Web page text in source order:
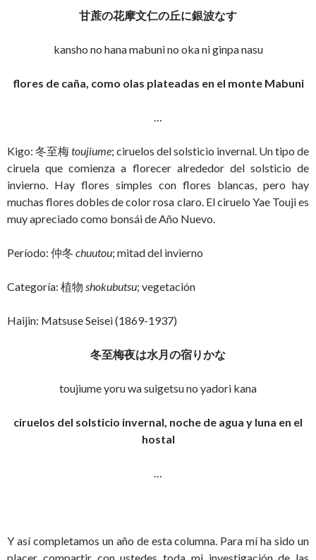
甘蔗の花摩文仁の丘に銀波なす
kansho no hana mabuni no oka ni ginpa nasu
flores de caña, como olas plateadas en el monte Mabuni
…
Kigo: 冬至梅toujiume; ciruelos del solsticio invernal. Un tipo de
ciruela que comienza a florecer alrededor del solsticio de
invierno. Hay flores simples con flores blancas, pero hay
muchas flores dobles de color rosa claro. El ciruelo Yae Touji es
muy apreciado como bonsái de Año Nuevo.
Período: 仲冬 chuutou; mitad del invierno
Categoría: 植物 shokubutsu; vegetación
Haijin: Matsuse Seisei (1869-1937)
冬至梅夜は水月の宿りかな
toujiume yoru wa suigetsu no yadori kana
ciruelos del solsticio invernal, noche de agua y luna en el
hostal
…
Y así completamos un año de esta columna. Para mí ha sido un